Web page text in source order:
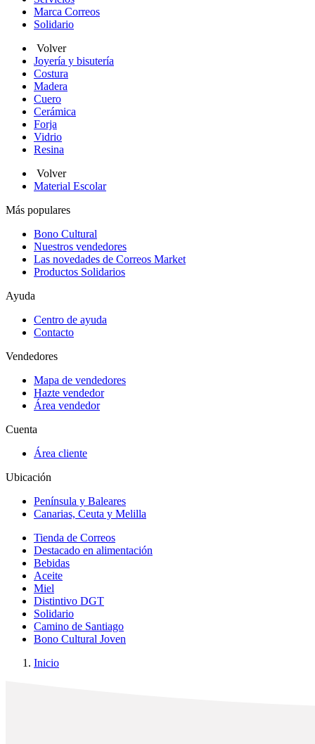
Marca Correos
Solidario
Volver
Joyería y bisutería
Costura
Madera
Cuero
Cerámica
Forja
Vidrio
Resina
Volver
Material Escolar
Más populares
Bono Cultural
Nuestros vendedores
Las novedades de Correos Market
Productos Solidarios
Ayuda
Centro de ayuda
Contacto
Vendedores
Mapa de vendedores
Hazte vendedor
Área vendedor
Cuenta
Área cliente
Ubicación
Península y Baleares
Canarias, Ceuta y Melilla
Tienda de Correos
Destacado en alimentación
Bebidas
Aceite
Miel
Distintivo DGT
Solidario
Camino de Santiago
Bono Cultural Joven
Inicio